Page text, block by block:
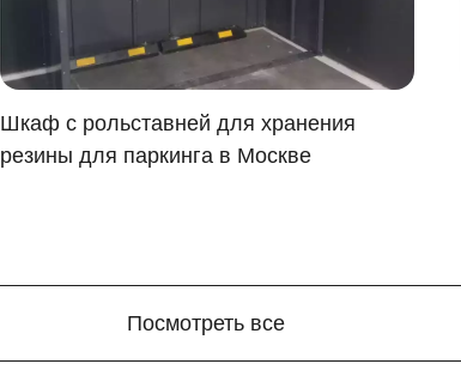
Шкаф с рольставней для хранения
резины для паркинга в Москве
Посмотреть все